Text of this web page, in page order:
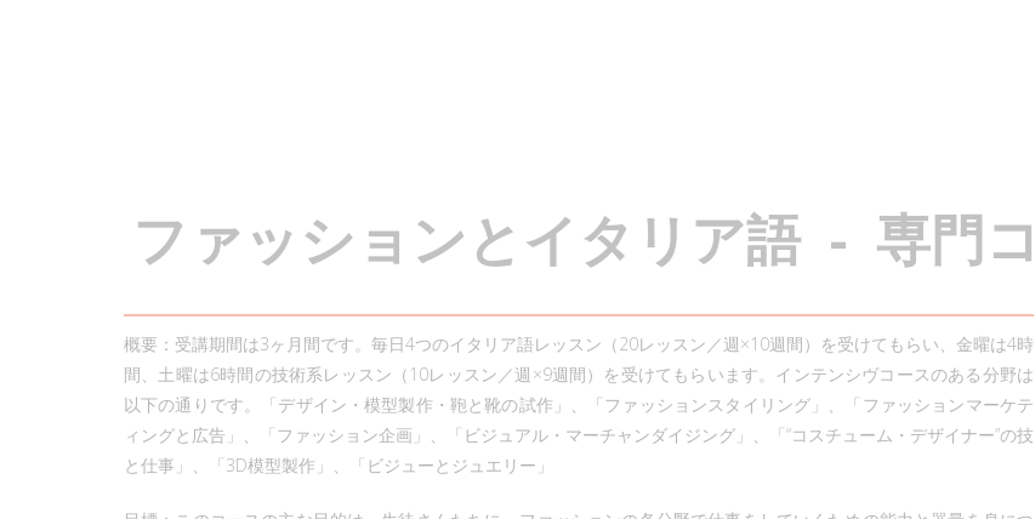
フ ァッシ ョ ンとイタ リ ア語 - 専門コ
概要：受講期間は3ヶ月間です。毎日4つのイタリア語レッスン（20レッスン／週×10週間）を受けてもらい、金曜は4時
間、土曜は6時間の技術系レッスン（10レッスン／週×9週間）を受けてもらいます。インテンシヴコースのある分野は
以下の通りです。「デザイン・模型製作・鞄と靴の試作」、「ファッションスタイリング」、「ファッションマーケテ
ィングと広告」、「ファッション企画」、「ビジュアル・マーチャンダイジング」、「“コスチューム・デザイナー”の技
と仕事」、「3D模型製作」、「ビジューとジュエリー」